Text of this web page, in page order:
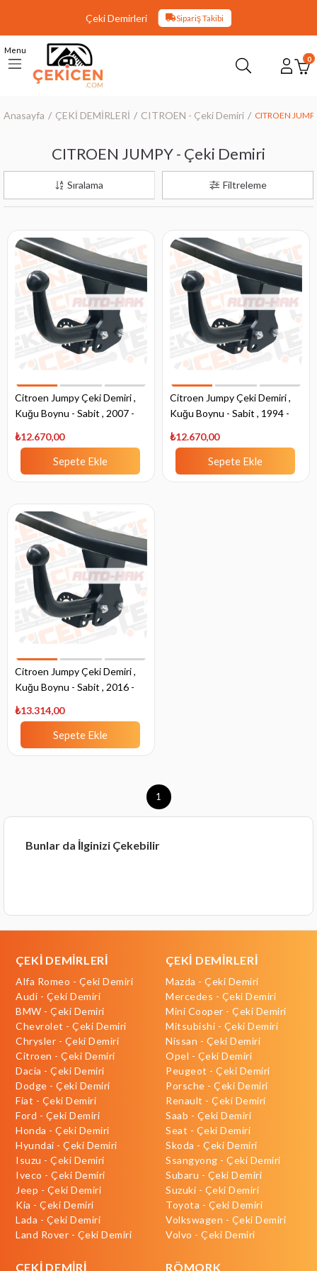
Çeki Demirleri Sipariş Takibi
Menu
0
Anasayfa ÇEKİ DEMİRLERİ CITROEN - Çeki Demiri CITROEN
CITROEN JUMPY - Çeki Demiri
Filtreleme
Sıralama
Citroen Jumpy Çeki Demiri ,
Kuğu Boynu - Sabit , 2007 -
₺12.670,00
Sepete Ekle
Citroen Jumpy Çeki Demiri ,
Kuğu Boynu - Sabit , 1994 -
₺12.670,00
Sepete Ekle
Citroen Jumpy Çeki Demiri ,
Kuğu Boynu - Sabit , 2016 -
₺13.314,00
Sepete Ekle
1
Bunlar da İlginizi Çekebilir
ÇEKİ DEMİRLERİ
Alfa Romeo - Çeki Demiri
Audi - Çeki Demiri
BMW - Çeki Demiri
Chevrolet - Çeki Demiri
Chrysler - Çeki Demiri
Citroen - Çeki Demiri
Dacia - Çeki Demiri
Dodge - Çeki Demiri
Fiat - Çeki Demiri
Ford - Çeki Demiri
Honda - Çeki Demiri
Hyundai - Çeki Demiri
Isuzu - Çeki Demiri
Iveco - Çeki Demiri
Jeep - Çeki Demiri
Kia - Çeki Demiri
Lada - Çeki Demiri
Land Rover - Çeki Demiri
ÇEKİ DEMİRLERİ
Mazda - Çeki Demiri
Mercedes - Çeki Demiri
Mini Cooper - Çeki Demiri
Mitsubishi - Çeki Demiri
Nissan - Çeki Demiri
Opel - Çeki Demiri
Peugeot - Çeki Demiri
Porsche - Çeki Demiri
Renault - Çeki Demiri
Saab - Çeki Demiri
Seat - Çeki Demiri
Skoda - Çeki Demiri
Ssangyong - Çeki Demiri
Subaru - Çeki Demiri
Suzuki - Çeki Demiri
Toyota - Çeki Demiri
Volkswagen - Çeki Demiri
Volvo - Çeki Demiri
ÇEKİ DEMİRİ RÖMORK